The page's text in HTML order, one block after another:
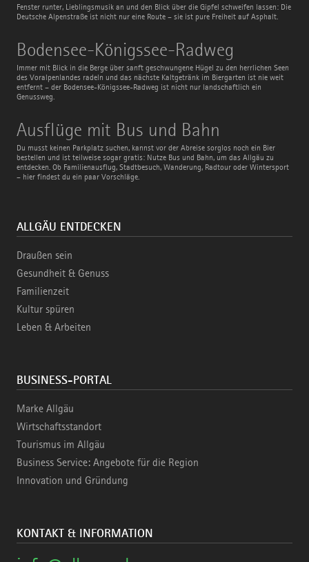
Fenster runter, Lieblingsmusik an und den Blick über die Gipfel schweifen lassen: Die
Deutsche Alpenstraße ist nicht nur eine Route – sie ist pure Freiheit auf Asphalt.
Bodensee-Königssee-Radweg
Immer mit Blick in die Berge über sanft geschwungene Hügel zu den herrlichen Seen
des Voralpenlandes radeln und das nächste Kaltgetränk im Biergarten ist nie weit
entfernt – der Bodensee-Königssee-Radweg ist nicht nur landschaftlich ein
Genussweg.
Bodensee-
Königssee-
Radweg
Ausflüge mit Bus und Bahn
Du musst keinen Parkplatz suchen, kannst vor der Abreise sorglos noch ein Bier
bestellen und ist teilweise sogar gratis: Nutze Bus und Bahn, um das Allgäu zu
entdecken. Ob Familienausflug, Stadtbesuch, Wanderung, Radtour oder Wintersport
– hier findest du ein paar Vorschläge.
Ausflüge
mit
Bus
und
Bahn
ALLGÄU ENTDECKEN
Draußen sein
Gesundheit & Genuss
Familienzeit
Kultur spüren
Leben & Arbeiten
BUSINESS-PORTAL
Marke Allgäu
Wirtschaftsstandort
Tourismus im Allgäu
Business Service: Angebote für die Region
Innovation und Gründung
KONTAKT & INFORMATION